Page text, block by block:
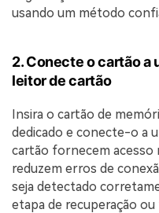
usando um método
2. Conecte o cartão a
leitor de cartão
Insira o cartão de
dedicado e conecte-o a
cartão fornecem acesso
reduzem erros de
seja detectado
etapa de recuperação